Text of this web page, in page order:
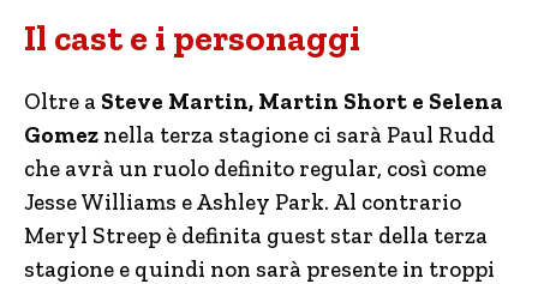
Il cast e i personaggi
Oltre a Steve Martin, Martin Short e Selena
Gomez nella terza stagione ci sarà Paul Rudd
che avrà un ruolo definito regular, così come
Jesse Williams e Ashley Park. Al contrario
Meryl Streep è definita guest star della terza
stagione e quindi non sarà presente in troppi